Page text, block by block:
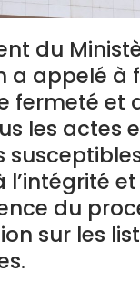
du
a appelé à
fermeté et
les actes
l’intégrité
du
sur les